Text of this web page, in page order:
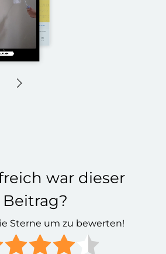
war dieser
Beitrag?
Sterne um zu bewerten!